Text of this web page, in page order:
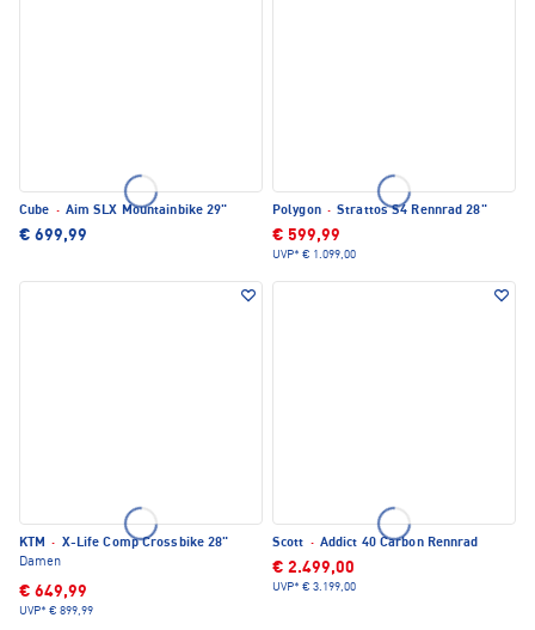
Cube · Aim SLX Mountainbike 29"
€ 699,99
Polygon · Strattos S4 Rennrad 28"
€ 599,99
UVP* € 1.099,00
KTM · X-Life Comp Crossbike 28"
Damen
€ 649,99
UVP* € 899,99
Scott · Addict 40 Carbon Rennrad
€ 2.499,00
UVP* € 3.199,00